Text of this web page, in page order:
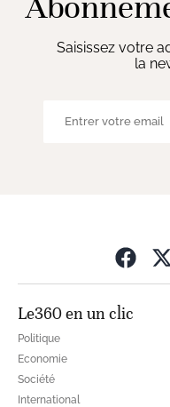
Saisissez votre
la
Le360 en un clic
Politique
Economie
Société
International